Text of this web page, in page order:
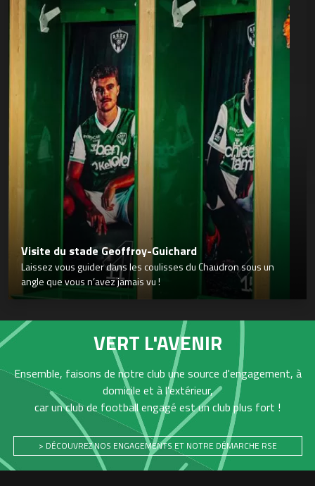
Visite du stade Geoffroy-Guichard
Laissez vous guider dans les coulisses du Chaudron sous un
angle que vous n’avez jamais vu !
VERT L'AVENIR
Ensemble, faisons de notre club une source d'engagement, à
domicile et à l'extérieur,
car un club de football engagé est un club plus fort !
> DÉCOUVREZ NOS ENGAGEMENTS ET NOTRE DÉMARCHE RSE